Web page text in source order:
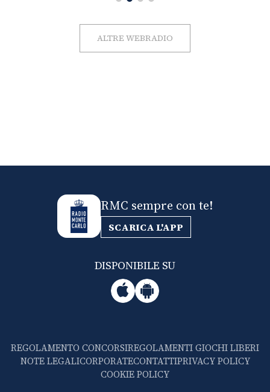
ALTRE WEBRADIO
RMC sempre con te!
SCARICA L'APP
DISPONIBILE SU
REGOLAMENTO CONCORSIREGOLAMENTI GIOCHI LIBERI
NOTE LEGALICORPORATECONTATTIPRIVACY POLICY
COOKIE POLICY